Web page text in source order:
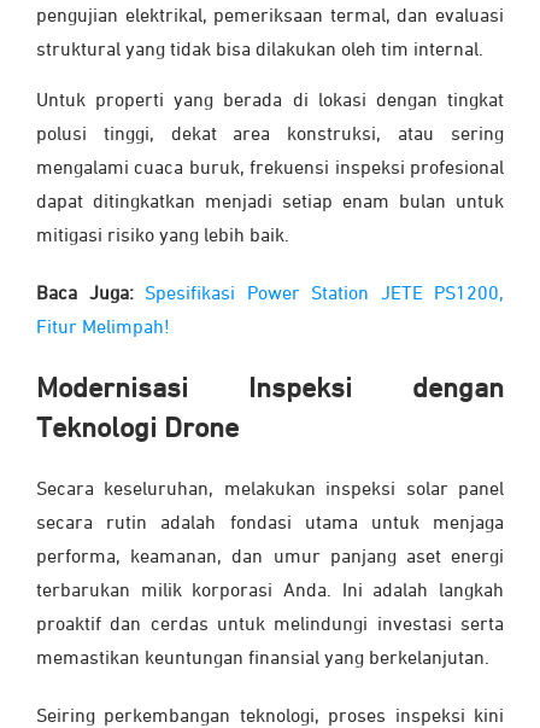
pengujian elektrikal, pemeriksaan termal, dan evaluasi
struktural yang tidak bisa dilakukan oleh tim internal.
Untuk properti yang berada di lokasi dengan tingkat
polusi tinggi, dekat area konstruksi, atau sering
mengalami cuaca buruk, frekuensi inspeksi profesional
dapat ditingkatkan menjadi setiap enam bulan untuk
mitigasi risiko yang lebih baik.
Baca Juga: Spesifikasi Power Station JETE PS1200,
Fitur Melimpah!
Modernisasi Inspeksi dengan
Teknologi Drone
Secara keseluruhan, melakukan inspeksi solar panel
secara rutin adalah fondasi utama untuk menjaga
performa, keamanan, dan umur panjang aset energi
terbarukan milik korporasi Anda. Ini adalah langkah
proaktif dan cerdas untuk melindungi investasi serta
memastikan keuntungan finansial yang berkelanjutan.
Seiring perkembangan teknologi, proses inspeksi kini